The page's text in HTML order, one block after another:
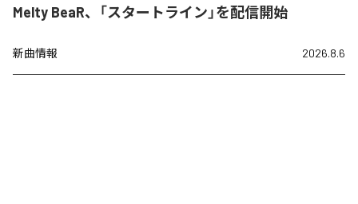
Melty BeaR、「スタートライン」を配信開始
新曲情報 2026.8.6